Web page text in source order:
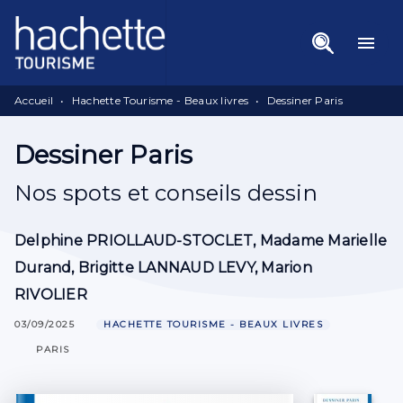
Menu Recherche
Pied De Page
menu
Accueil • Hachette Tourisme - Beaux livres • Dessiner Paris
Dessiner Paris
Nos spots et conseils dessin
Delphine PRIOLLAUD-STOCLET, Madame Marielle
Durand, Brigitte LANNAUD LEVY, Marion
RIVOLIER
03/09/2025 HACHETTE TOURISME - BEAUX LIVRES
PARIS